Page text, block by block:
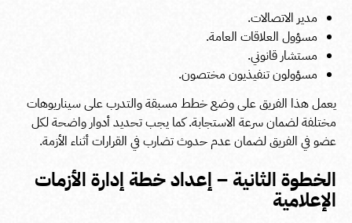
مدير الاتصالات.
مسؤول العلاقات العامة.
مستشار قانوني.
مسؤولون تنفيذيون مختصون.
يعمل هذا الفريق على وضع خطط مسبقة والتدرب على سيناريوهات
مختلفة لضمان سرعة الاستجابة. كما يجب تحديد أدوار واضحة لكل
عضو في الفريق لضمان عدم حدوث تضارب في القرارات أثناء الأزمة.
الخطوة الثانية – إعداد خطة إدارة الأزمات
الإعلامية